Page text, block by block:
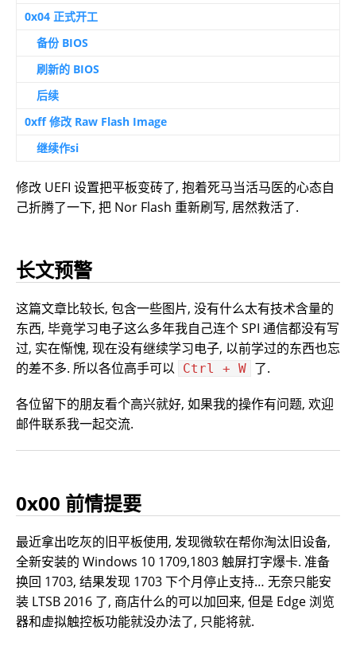
0x04 正式开工
备份 BIOS
刷新的 BIOS
后续
0xff 修改 Raw Flash Image
继续作si
修改 UEFI 设置把平板变砖了, 抱着死马当活马医的心态自
己折腾了一下, 把 Nor Flash 重新刷写, 居然救活了.
长文预警
这篇文章比较长, 包含一些图片, 没有什么太有技术含量的
东西, 毕竟学习电子这么多年我自己连个 SPI 通信都没有写
过, 实在惭愧, 现在没有继续学习电子, 以前学过的东西也忘
的差不多. 所以各位高手可以
Ctrl + W 了.
各位留下的朋友看个高兴就好, 如果我的操作有问题, 欢迎
邮件联系我一起交流.
0x00 前情提要
最近拿出吃灰的旧平板使用, 发现微软在帮你淘汰旧设备,
全新安装的 Windows 10 1709,1803 触屏打字爆卡. 准备
换回 1703, 结果发现 1703 下个月停止支持… 无奈只能安
装 LTSB 2016 了, 商店什么的可以加回来, 但是 Edge 浏览
器和虚拟触控板功能就没办法了, 只能将就.